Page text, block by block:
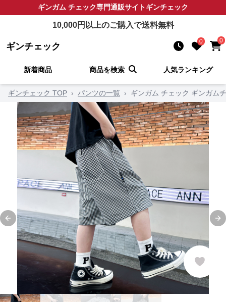
ギンガム チェック専門通販サイトギンチェック
10,000円以上のご購入で送料無料
ギンチェック 0 0
新着商品 商品を検索 人気ランキング
ギンチェック TOP › パンツの一覧 › ギンガム チェック ギンガム
Previous slide